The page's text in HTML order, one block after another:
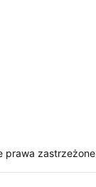
prawa zastrzeżone